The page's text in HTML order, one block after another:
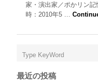
く
の
道
着
崩
家・演出家／ポかリン記
時：2010年5 …
最近の投稿